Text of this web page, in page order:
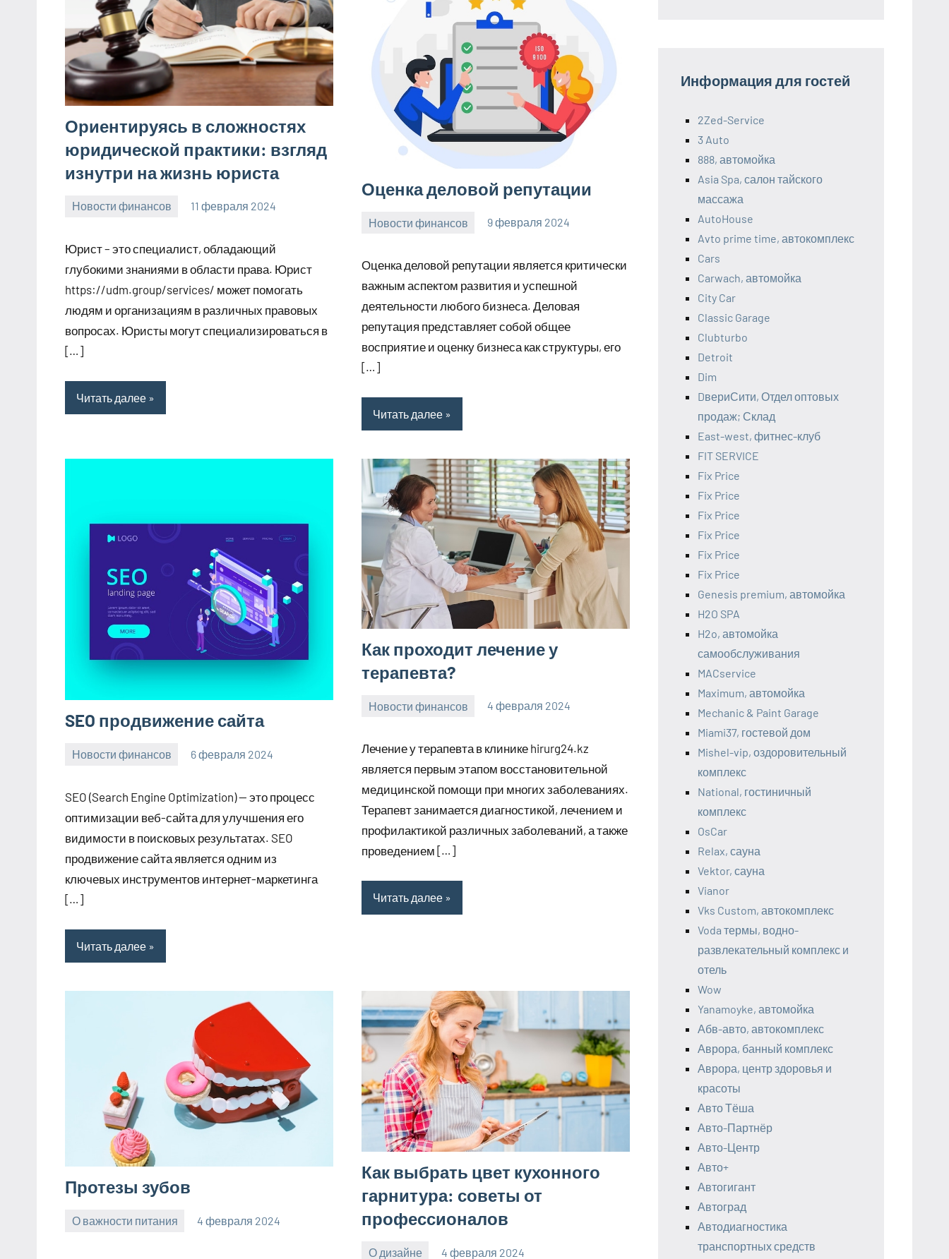
Ориентируясь в сложностях
юридической практики: взгляд
изнутри на жизнь юриста
Новости финансов 11 февраля 2024
Юрист – это специалист, обладающий
глубокими знаниями в области права. Юрист
https://udm.group/services/ может помогать
людям и организациям в различных правовых
вопросах. Юристы могут специализироваться в
[…]
Читать далее
Оценка деловой репутации
Новости финансов 9 февраля 2024
Оценка деловой репутации является критически
важным аспектом развития и успешной
деятельности любого бизнеса. Деловая
репутация представляет собой общее
восприятие и оценку бизнеса как структуры, его
[…]
Читать далее
SEO продвижение сайта
Новости финансов 6 февраля 2024
SEO (Search Engine Optimization) — это процесс
оптимизации веб-сайта для улучшения его
видимости в поисковых результатах. SEO
продвижение сайта является одним из
ключевых инструментов интернет-маркетинга
[…]
Читать далее
Как проходит лечение у
терапевта?
Новости финансов 4 февраля 2024
Лечение у терапевта в клинике hirurg24.kz
является первым этапом восстановительной
медицинской помощи при многих заболеваниях.
Терапевт занимается диагностикой, лечением и
профилактикой различных заболеваний, а также
проведением […]
Читать далее
Протезы зубов
О важности питания 4 февраля 2024
Как выбрать цвет кухонного
гарнитура: советы от
профессионалов
О дизайне 4 февраля 2024
Информация для гостей
2Zed-Service
3 Auto
888, автомойка
Asia Spa, салон тайского
массажа
AutoHouse
Avto prime time, автокомплекс
Cars
Carwach, автомойка
City Car
Classic Garage
Clubturbo
Detroit
Dim
DвериСити, Отдел оптовых
продаж; Склад
East-west, фитнес-клуб
FIT SERVICE
Fix Price
Fix Price
Fix Price
Fix Price
Fix Price
Fix Price
Genesis premium, автомойка
H2O SPA
H2o, автомойка
самообслуживания
MACservice
Maximum, автомойка
Mechanic & Paint Garage
Miami37, гостевой дом
Mishel-vip, оздоровительный
комплекс
National, гостиничный
комплекс
OsCar
Relax, сауна
Vektor, сауна
Vianor
Vks Custom, автокомплекс
Voda термы, водно-
развлекательный комплекс и
отель
Wow
Yanamoyke, автомойка
Абв-авто, автокомплекс
Аврора, банный комплекс
Аврора, центр здоровья и
красоты
Авто Тёша
Авто-Партнёр
Авто-Центр
Авто+
Автогигант
Автоград
Автодиагностика
транспортных средств